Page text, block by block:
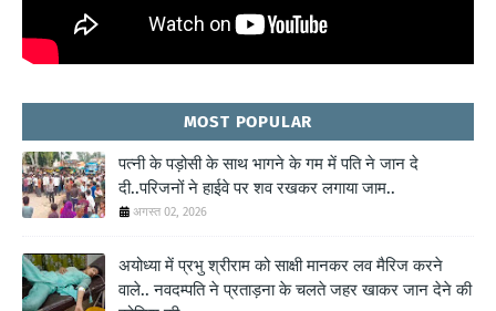
MOST POPULAR
पत्नी के पड़ोसी के साथ भागने के गम में पति ने जान दे
दी..परिजनों ने हाईवे पर शव रखकर लगाया जाम..
अगस्त 02, 2026
अयोध्या में प्रभु श्रीराम को साक्षी मानकर लव मैरिज करने
वाले.. नवदम्पति ने प्रताड़ना के चलते जहर खाकर जान देने की